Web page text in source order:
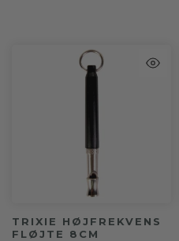
TRIXIE HØJFREKVENS
FLØJTE 8CM